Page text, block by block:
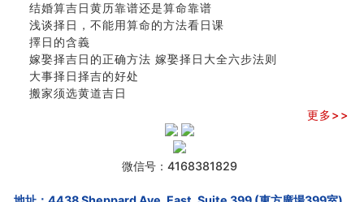
结婚算吉日黄历靠谱还是算命靠谱
浅谈择日，不能用算命的方法看日课
擇日的含義
嫁娶择吉日的正确方法 嫁娶择日大全六步法则
大事择日择吉的好处
搬家须选黄道吉日
更多>>
微信号：4168381829